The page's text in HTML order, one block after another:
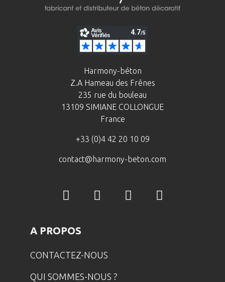
Harmony-béton
Z.A Hameau des Frênes
235 rue du bouleau
13109 SIMIANE COLLONGUE
France
+33 (0)4 42 20 10 09
contact@harmony-beton.com
A PROPOS
CONTACTEZ-NOUS
QUI SOMMES-NOUS ?